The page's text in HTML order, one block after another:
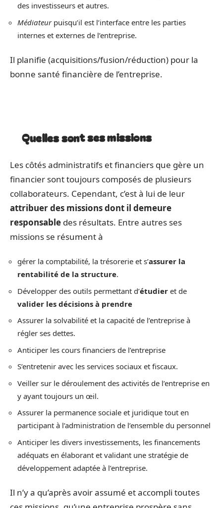
des investisseurs et autres.
Médiateurpuisqu’il est l’interface entre les parties
internes et externes de l’entreprise.
Il planifie (acquisitions/fusion/réduction) pour la
bonne santé financière de l’entreprise.
Quelles sont ses missions
Les côtés administratifs et financiers que gère un
financier sont toujours composés de plusieurs
collaborateurs. Cependant, c’est à lui de leur
attribuer des missionsdont il demeure
responsable des résultats. Entre autres ses
missions se résument à
gérer la comptabilité, la trésorerie et s’assurer la
rentabilité de la structure.
Développer des outils permettant d’étudier et de
valider les décisions à prendre
Assurer la solvabilité et la capacité de l’entreprise à
régler ses dettes.
Anticiper les cours financiers de l’entreprise
S’entretenir avec les services sociaux et fiscaux.
Veiller sur le déroulement des activités de l’entreprise en
y ayant toujours un œil.
Assurer la permanence sociale et juridique tout en
participant à l’administration de l’ensemble du personnel
Anticiper les divers investissements, les financements
adéquats en élaborant et validant une stratégie de
développement adaptée à l’entreprise.
Il n’y a qu’après avoir assumé et accompli toutes